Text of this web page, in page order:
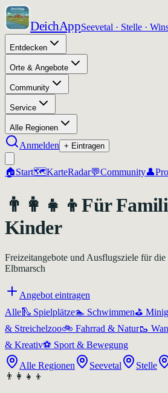
DeichAppSeevetal · Stelle ·
Entdecken
Orte & Angebote
Community
Service
Alle Regionen
Anmelden + Eintragen
🏠Start🗺️KarteRadar💬Community👤
👨‍👩‍👧‍👦Für
Kinder
Freizeitangebote und Ausflugsziele für
Elbmarsch
Angebot eintragen
Alle🛝 Spielplätze🏊 Schwimmen⛳
& Streichelzoo🚲 Fahrrad & Natur🥾
& Kreativ⚽ Sport & Bewegung
Alle Regionen
Seevetal Stelle
👨‍👩‍👧‍👦